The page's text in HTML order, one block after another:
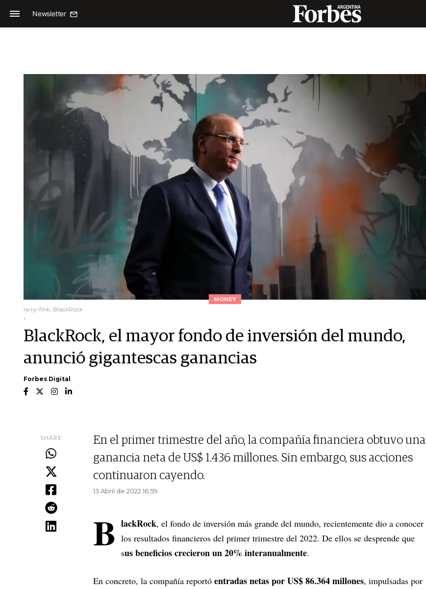
Newsletter
MONEY
larry-fink, BlackRock
.
BlackRock, el mayor fondo de inversión del mundo,
anunció gigantescas ganancias
Forbes Digital
SHARE
En el primer trimestre del año, la compañía financiera obtuvo una
ganancia neta de US$ 1.436 millones. Sin embargo, sus acciones
continuaron cayendo.
13 Abril de 2022 16.59
B lackRock, el fondo de inversión más grande del mundo, recientemente dio a conocer
los resultados financieros del primer trimestre del 2022. De ellos se desprende que
sus beneficios crecieron un 20% interanualmente.
En concreto, la compañía reportó entradas netas por US$ 86.364 millones, impulsadas por